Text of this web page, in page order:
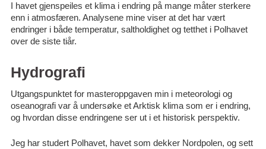
I havet gjenspeiles et klima i endring på mange måter sterkere
enn i atmosfæren. Analysene mine viser at det har vært
endringer i både temperatur, saltholdighet og tetthet i Polhavet
over de siste tiår.
Hydrografi
Utgangspunktet for masteroppgaven min i meteorologi og
oseanografi var å undersøke et Arktisk klima som er i endring,
og hvordan disse endringene ser ut i et historisk perspektiv.
Jeg har studert Polhavet, havet som dekker Nordpolen, og sett